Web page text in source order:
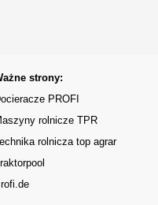
strony:
PROFI
rolnicze TPR
rolnicza top agrar